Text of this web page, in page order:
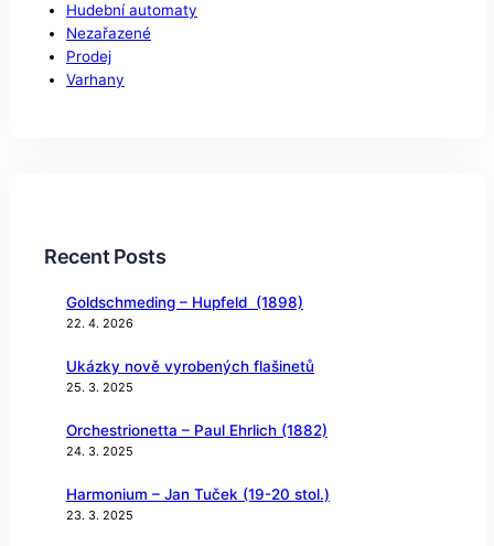
Hudební automaty
Nezařazené
Prodej
Varhany
Recent Posts
Goldschmeding – Hupfeld (1898)
22. 4. 2026
Ukázky nově vyrobených flašinetů
25. 3. 2025
Orchestrionetta – Paul Ehrlich (1882)
24. 3. 2025
Harmonium – Jan Tuček (19-20 stol.)
23. 3. 2025